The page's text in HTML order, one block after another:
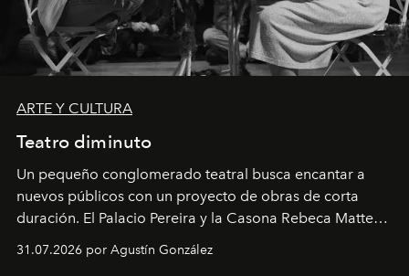
ARTE Y CULTURA
Teatro diminuto
Un pequeño conglomerado teatral busca encantar a
nuevos públicos con un proyecto de obras de corta
duración. El Palacio Pereira y la Casona Rebeca Matte
son algunos de los lugares que han albergado estas
miniobras. Sus puestas en escena son limpias; ponen el
31.07.2026 por Agustín González